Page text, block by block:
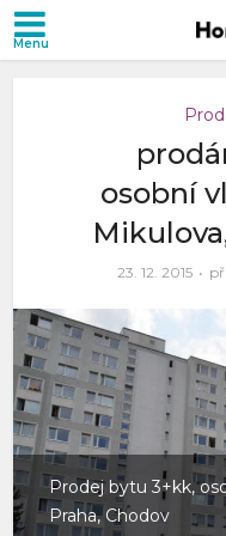
osobní
23. 12. 2015
Prodej bytu 3+kk,
Praha, Chodov